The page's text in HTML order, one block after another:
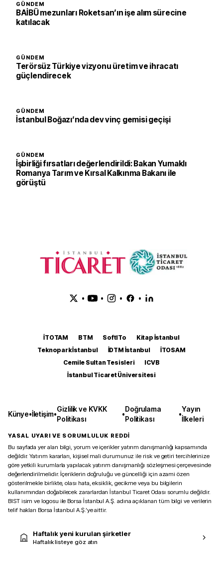
GÜNDEM
BAİBÜ mezunları Roketsan’ın işe alım sürecine
katılacak
GÜNDEM
Terörsüz Türkiye vizyonu üretim ve ihracatı
güçlendirecek
GÜNDEM
İstanbul Boğazı’nda dev vinç gemisi geçişi
GÜNDEM
İşbirliği fırsatları değerlendirildi: Bakan Yumaklı
Romanya Tarım ve Kırsal Kalkınma Bakanı ile
görüştü
• • • •
İTOTAM BTM SoftITo
Kitap İstanbul
Teknopark İstanbul
İDTM İstanbul
İTOSAM
Cemile Sultan Tesisleri
ICVB
İstanbul Ticaret Üniversitesi
Künye•İletişim•
Gizlilik ve KVKK
Politikası
•
Doğrulama
Politikası
•
Yayın
İlkeleri
YASAL UYARI VE SORUMLULUK REDDİ
Bu sayfada yer alan bilgi, yorum ve içerikler yatırım danışmanlığı kapsamında
değildir. Yatırım kararları, kişisel mali durumunuz ile risk ve getiri tercihlerinize
göre yetkili kurumlarla yapılacak yatırım danışmanlığı sözleşmesi çerçevesinde
değerlendirilmelidir. İçeriklerin doğruluğu ve güncelliği için azami özen
gösterilmekle birlikte, olası hata, eksiklik, gecikme veya bu bilgilerin
kullanımından doğabilecek zararlardan İstanbul Ticaret Odası sorumlu değildir.
BIST isim ve logosu ile Borsa İstanbul A.Ş. adına açıklanan tüm bilgi ve verilerin
telif hakları Borsa İstanbul A.Ş.’ye aittir.
Haftalık yeni kurulan şirketler
Haftalık listeye göz atın